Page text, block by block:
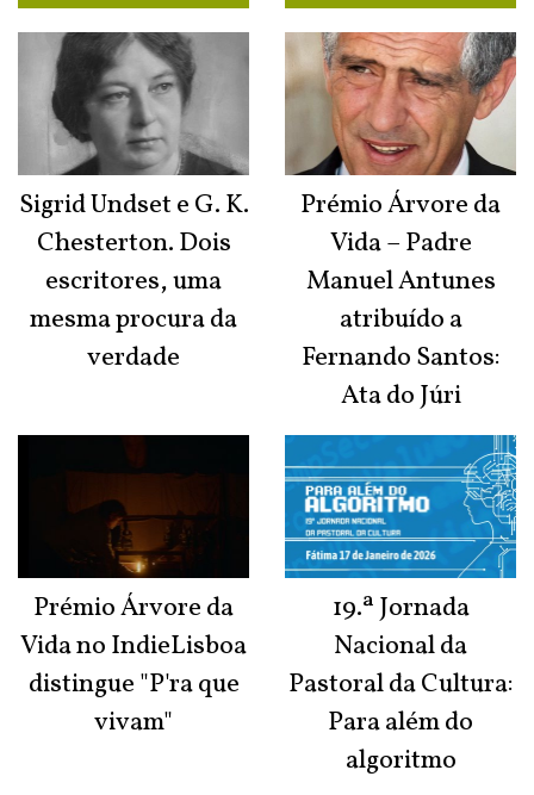
Sigrid Undset e G. K.
Chesterton. Dois
escritores, uma
mesma procura da
verdade
Prémio Árvore da
Vida no IndieLisboa
distingue "P'ra que
vivam"
Prémio Árvore da
Vida – Padre
Manuel Antunes
atribuído a
Fernando Santos:
Ata do Júri
19.ª Jornada
Nacional da
Pastoral da Cultura:
Para além do
algoritmo